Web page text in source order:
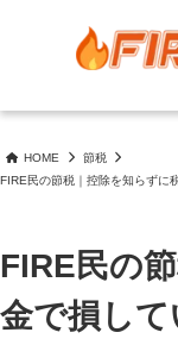
へ
ッ
プ
HOME
節税
FIRE民の節税｜控除を知らずに
FIRE民の
金で損し